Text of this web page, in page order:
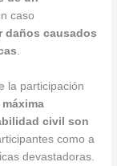
caso
daños causados
.
la participación
máxima
civil son
como a
devastadoras.